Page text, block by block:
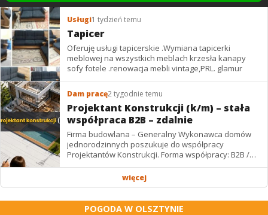
Usługi1 tydzień temu
Tapicer
Oferuję usługi tapicerskie .Wymiana tapicerki
meblowej na wszystkich meblach krzesła kanapy
sofy fotele .renowacja mebli vintage,PRL. glamur
Dam pracę2 tygodnie temu
Projektant Konstrukcji (k/m) – stała
współpraca B2B – zdalnie
Firma budowlana – Generalny Wykonawca domów
jednorodzinnych poszukuje do współpracy
Projektantów Konstrukcji. Forma współpracy: B2B /
podwykonawstwo – zdalnie. Wynagrodzenie: ✔
więcej
POGODA W OLSZTYNIE